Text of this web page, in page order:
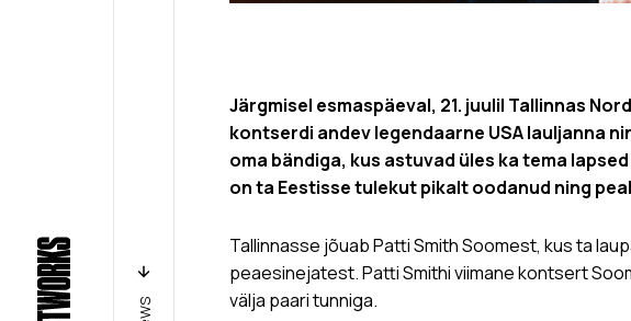
Järgmisel esmaspäeval, 21. juulil Tallinnas
kontserdi andev legendaarne USA lauljanna
oma bändiga, kus astuvad üles ka tema
on ta Eestisse tulekut pikalt oodanud ning
Tallinnasse jõuab Patti Smith Soomest, kus ta
peaesinejatest. Patti Smithi viimane kontsert
välja paari tunniga.